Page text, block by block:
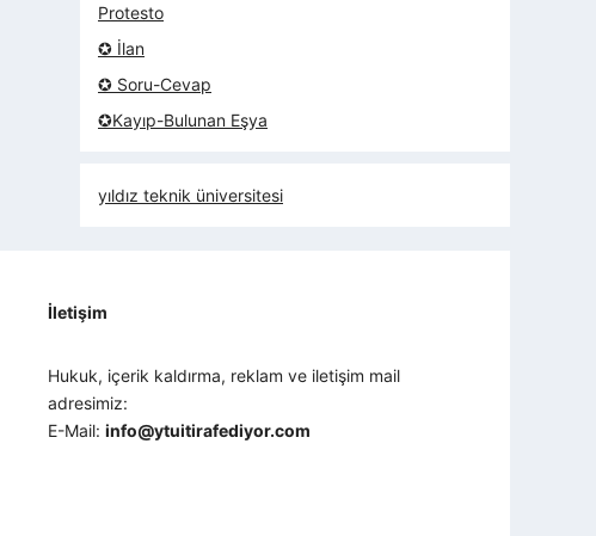
Protesto
✪ İlan
✪ Soru-Cevap
✪Kayıp-Bulunan Eşya
yıldız teknik üniversitesi
İletişim
Hukuk, içerik kaldırma, reklam ve iletişim mail
adresimiz:
E-Mail:info@ytuitirafediyor.com